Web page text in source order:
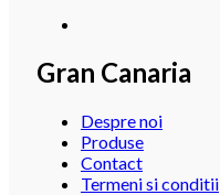
Gran Canaria
Despre noi
Produse
Contact
Termeni si conditii